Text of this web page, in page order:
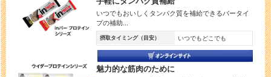
いつでもおいしくタンパク質を補給できるバータイ
プの補助...
摂取タイミング（目安） いつでもどこでも
魅力的な筋肉のために